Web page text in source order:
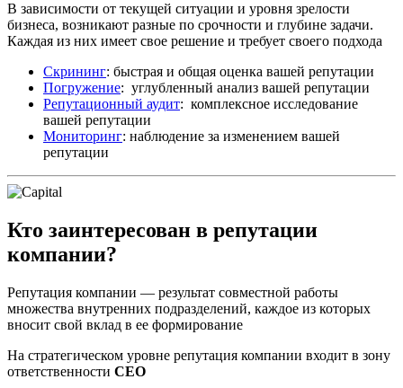
В зависимости от текущей ситуации и уровня зрелости
бизнеса, возникают разные по срочности и глубине задачи.
Каждая из них имеет свое решение и требует своего подхода
Скрининг: быстрая и общая оценка вашей репутации
Погружение: углубленный анализ вашей репутации
Репутационный аудит: комплексное исследование
вашей репутации
Мониторинг: наблюдение за изменением вашей
репутации
Кто заинтересован в репутации
компании?
Репутация компании — результат совместной работы
множества внутренних подразделений, каждое из которых
вносит свой вклад в ее формирование
На стратегическом уровне репутация компании входит в зону
ответственности CEO